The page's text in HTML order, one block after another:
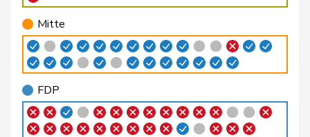
Girod
Bastien GRÜNE G
ZH
Flach
Beat glp GL
AG
Walti
Beat FDP RL
ZH
Fischer
Benjamin SVP V
ZH
Giezendanner
Benjamin SVP V
Mitte
FDP